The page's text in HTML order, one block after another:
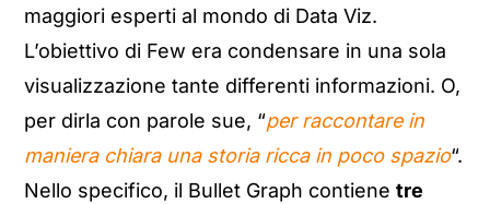
maggiori esperti al mondo di Data Viz.
L’obiettivo di Few era condensare in una sola
visualizzazione tante differenti informazioni. O,
per dirla con parole sue, “per raccontare in
maniera chiara una storia ricca in poco spazio“.
Nello specifico, il Bullet Graph contienetre